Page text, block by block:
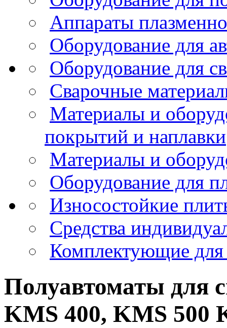
Аппараты
Оборудование для
Оборудование для
Сварочные
Материалы и
покрытий и наплавки
Материалы и
Оборудование для
Износостойкие
Средства
Комплектующие для
Полуавтоматы для
KMS 400, KMS 500